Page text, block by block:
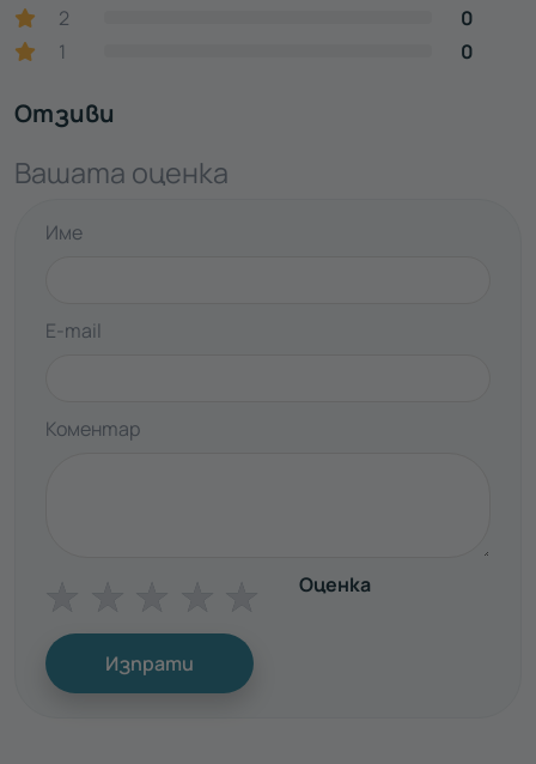
2
0
1
0
Отзиви
Вашата оценка
Име
E-mail
Коментар
Оценка
Изпрати